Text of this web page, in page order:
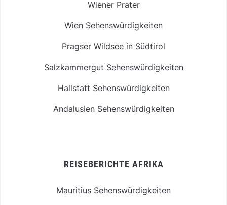
Wiener Prater
Wien Sehenswürdigkeiten
Pragser Wildsee in Südtirol
Salzkammergut Sehenswürdigkeiten
Hallstatt Sehenswürdigkeiten
Andalusien Sehenswürdigkeiten
REISEBERICHTE AFRIKA
Mauritius Sehenswürdigkeiten